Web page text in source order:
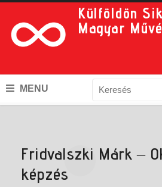
Külföldön
Magyar
MENU
Fridvalszki Márk –
képzés